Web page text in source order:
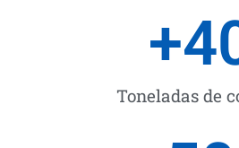
Toneladas de
+